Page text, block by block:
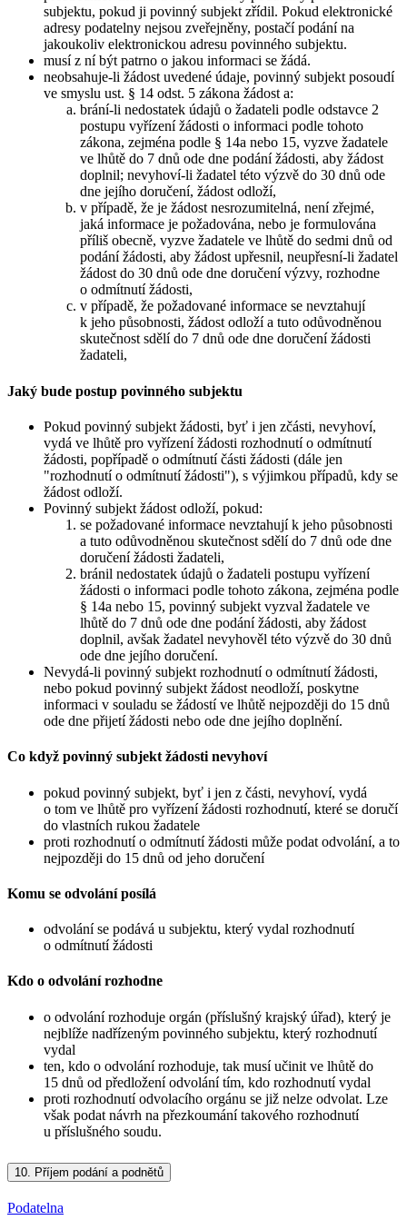
subjektu, pokud ji povinný subjekt zřídil. Pokud elektronické
adresy podatelny nejsou zveřejněny, postačí podání na
jakoukoliv elektronickou adresu povinného subjektu.
musí z ní být patrno o jakou informaci se žádá.
neobsahuje-li žádost uvedené údaje, povinný subjekt posoudí
ve smyslu ust. § 14 odst. 5 zákona žádost a:
brání-li nedostatek údajů o žadateli podle odstavce 2
postupu vyřízení žádosti o informaci podle tohoto
zákona, zejména podle § 14a nebo 15, vyzve žadatele
ve lhůtě do 7 dnů ode dne podání žádosti, aby žádost
doplnil; nevyhoví-li žadatel této výzvě do 30 dnů ode
dne jejího doručení, žádost odloží,
v případě, že je žádost nesrozumitelná, není zřejmé,
jaká informace je požadována, nebo je formulována
příliš obecně, vyzve žadatele ve lhůtě do sedmi dnů od
podání žádosti, aby žádost upřesnil, neupřesní-li žadatel
žádost do 30 dnů ode dne doručení výzvy, rozhodne
o odmítnutí žádosti,
v případě, že požadované informace se nevztahují
k jeho působnosti, žádost odloží a tuto odůvodněnou
skutečnost sdělí do 7 dnů ode dne doručení žádosti
žadateli,
Jaký bude postup povinného subjektu
Pokud povinný subjekt žádosti, byť i jen zčásti, nevyhoví,
vydá ve lhůtě pro vyřízení žádosti rozhodnutí o odmítnutí
žádosti, popřípadě o odmítnutí části žádosti (dále jen
"rozhodnutí o odmítnutí žádosti"), s výjimkou případů, kdy se
žádost odloží.
Povinný subjekt žádost odloží, pokud:
se požadované informace nevztahují k jeho působnosti
a tuto odůvodněnou skutečnost sdělí do 7 dnů ode dne
doručení žádosti žadateli,
bránil nedostatek údajů o žadateli postupu vyřízení
žádosti o informaci podle tohoto zákona, zejména podle
§ 14a nebo 15, povinný subjekt vyzval žadatele ve
lhůtě do 7 dnů ode dne podání žádosti, aby žádost
doplnil, avšak žadatel nevyhověl této výzvě do 30 dnů
ode dne jejího doručení.
Nevydá-li povinný subjekt rozhodnutí o odmítnutí žádosti,
nebo pokud povinný subjekt žádost neodloží, poskytne
informaci v souladu se žádostí ve lhůtě nejpozději do 15 dnů
ode dne přijetí žádosti nebo ode dne jejího doplnění.
Co když povinný subjekt žádosti nevyhoví
pokud povinný subjekt, byť i jen z části, nevyhoví, vydá
o tom ve lhůtě pro vyřízení žádosti rozhodnutí, které se doručí
do vlastních rukou žadatele
proti rozhodnutí o odmítnutí žádosti může podat odvolání, a to
nejpozději do 15 dnů od jeho doručení
Komu se odvolání posílá
odvolání se podává u subjektu, který vydal rozhodnutí
o odmítnutí žádosti
Kdo o odvolání rozhodne
o odvolání rozhoduje orgán (příslušný krajský úřad), který je
nejblíže nadřízeným povinného subjektu, který rozhodnutí
vydal
ten, kdo o odvolání rozhoduje, tak musí učinit ve lhůtě do
15 dnů od předložení odvolání tím, kdo rozhodnutí vydal
proti rozhodnutí odvolacího orgánu se již nelze odvolat. Lze
však podat návrh na přezkoumání takového rozhodnutí
u příslušného soudu.
10. Příjem podání a podnětů
Podatelna